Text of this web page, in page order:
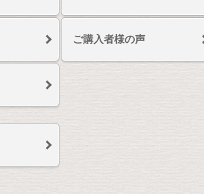
ご購入者様の声